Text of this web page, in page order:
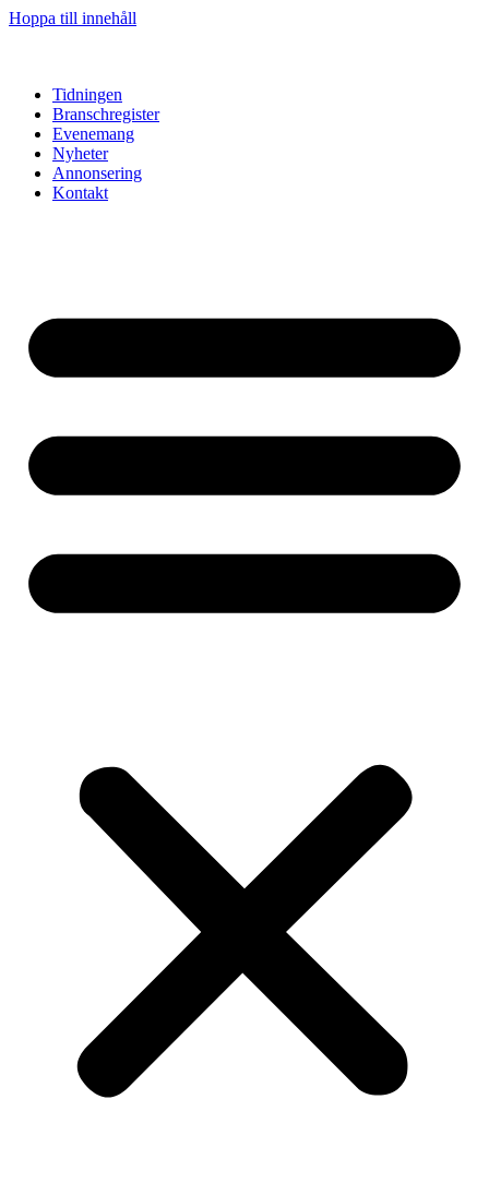
Hoppa till innehåll
Tidningen
Branschregister
Evenemang
Nyheter
Annonsering
Kontakt